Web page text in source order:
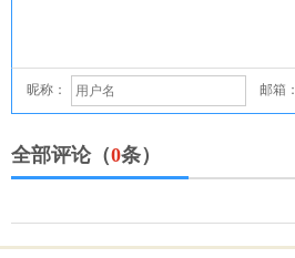
昵称： 邮箱：
全部评论（0条）